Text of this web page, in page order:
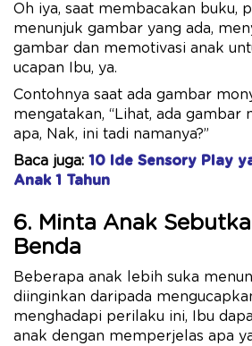
Oh iya, saat membacakan buku,
menunjuk gambar yang ada,
gambar dan memotivasi anak
ucapan Ibu, ya.
Contohnya saat ada gambar
mengatakan, “Lihat, ada gambar
apa, Nak, ini tadi namanya?”
Baca juga: 10 Ide Sensory Play
Anak 1 Tahun
6. Minta Anak
Benda
Beberapa anak lebih suka
diinginkan daripada
menghadapi perilaku ini, Ibu
anak dengan memperjelas apa